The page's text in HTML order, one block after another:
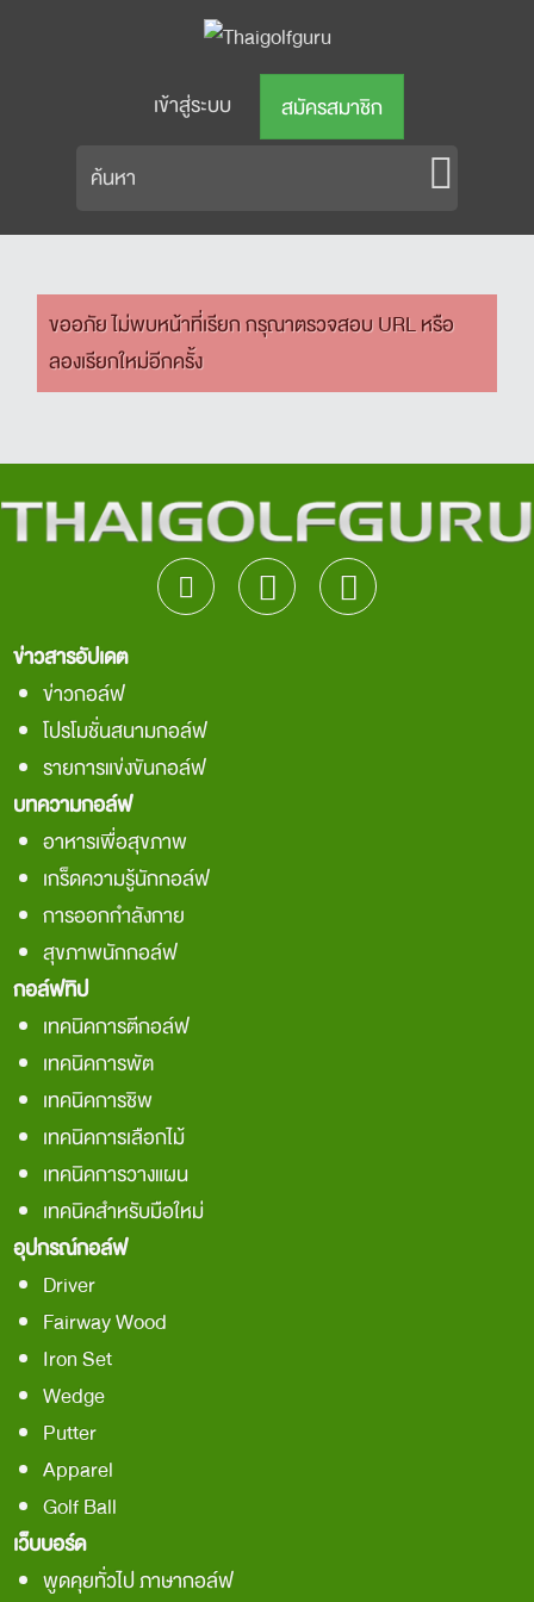
เข้าสู่ระบบ สมัครสมาชิก
ขออภัย ไม่พบหน้าที่เรียก กรุณาตรวจสอบ URL หรือ
ลองเรียกใหม่อีกครั้ง
ข่าวสารอัปเดต
ข่าวกอล์ฟ
โปรโมชั่นสนามกอล์ฟ
รายการแข่งขันกอล์ฟ
บทความกอล์ฟ
อาหารเพื่อสุขภาพ
เกร็ดความรู้นักกอล์ฟ
การออกกำลังกาย
สุขภาพนักกอล์ฟ
กอล์ฟทิป
เทคนิคการตีกอล์ฟ
เทคนิคการพัต
เทคนิคการชิพ
เทคนิคการเลือกไม้
เทคนิคการวางแผน
เทคนิคสำหรับมือใหม่
อุปกรณ์กอล์ฟ
Driver
Fairway Wood
Iron Set
Wedge
Putter
Apparel
Golf Ball
เว็บบอร์ด
พูดคุยทั่วไป ภาษากอล์ฟ